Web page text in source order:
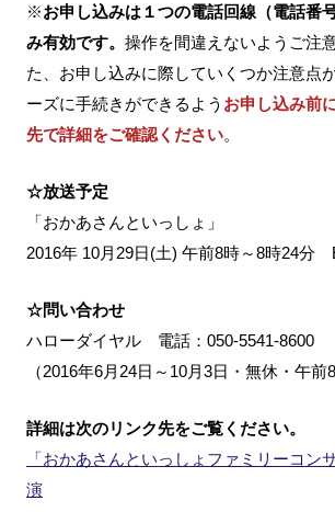
※お申し込みは１つの電話回線（電話番
み有効です。 操作を間違えないようご注
た、お申し込みに際していくつか注意点
ーズに手続きができるよう お申し込み前
先で詳細をご確認ください。
☆放送予定
「おかあさんといっしょ」
2016年 10月29日(土) 午前8時～8時24分
☆問い合わせ
ハローダイヤル 電話：050-5541-8600
（2016年6月24日～10月3日・無休・午前
詳細は次のリンク先をご覧ください。
「おかあさんといっしょファミリーコン
演